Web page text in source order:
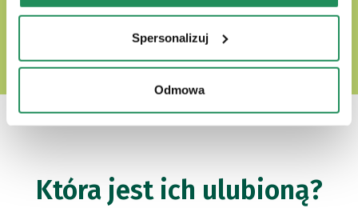
Spersonalizuj
Odmowa
Która jest ich ulubioną?